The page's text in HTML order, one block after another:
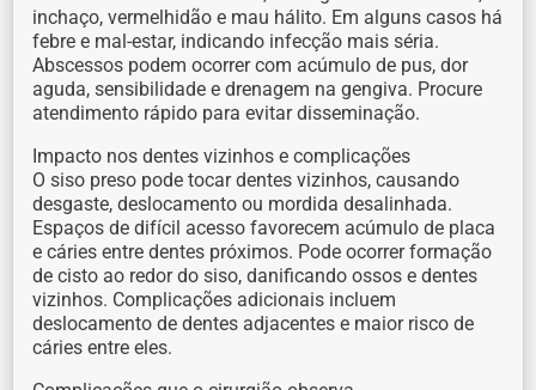
inchaço, vermelhidão e mau hálito. Em alguns casos há
febre e mal-estar, indicando infecção mais séria.
Abscessos podem ocorrer com acúmulo de pus, dor
aguda, sensibilidade e drenagem na gengiva. Procure
atendimento rápido para evitar disseminação.
Impacto nos dentes vizinhos e complicações
O siso preso pode tocar dentes vizinhos, causando
desgaste, deslocamento ou mordida desalinhada.
Espaços de difícil acesso favorecem acúmulo de placa
e cáries entre dentes próximos. Pode ocorrer formação
de cisto ao redor do siso, danificando ossos e dentes
vizinhos. Complicações adicionais incluem
deslocamento de dentes adjacentes e maior risco de
cáries entre eles.